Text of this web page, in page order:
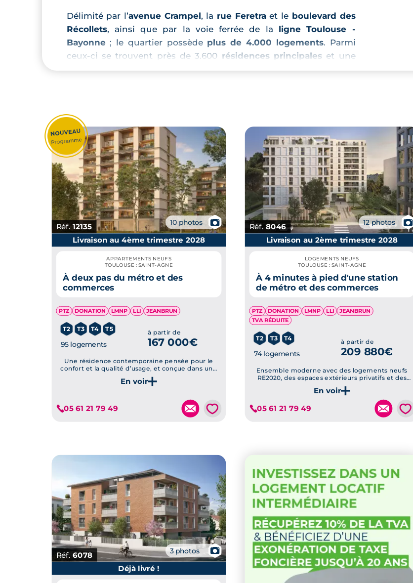
Délimité par l’avenue Crampel, la rue Feretraet le boulevard des
Récollets, ainsi que par la voie ferrée de la ligne Toulouse -
Bayonne; le quartier possède plus de 4.000 logements. Parmi
ceux-ci se trouvent près de 3.600 résidences principales et une
majeure partie d’habitations collectives (83 % d’appartements).
Réf.12135 10 photos 📷
Je découvre ce programme
Livraison au 4ème trimestre 2028
APPARTEMENTS NEUFS
TOULOUSE : SAINT-AGNE
À deux pas du métro et des
commerces
PTZ DONATION LMNP LLI JEANBRUN
T2 T3 T4 T5
95 logements
à partir de
167 000€
Une résidence contemporaine pensée pour le
confort et la qualité d’usage, et conçue dans une
démarche durable
05 61 21 79 49 💗
Réf.8046 12 photos 📷
Je découvre ce programme
Livraison au 2ème trimestre 2028
LOGEMENTS NEUFS
TOULOUSE : SAINT-AGNE
À 4 minutes à pied d'une station
de métro et des commerces
PTZ DONATION LMNP LLI
JEANBRUN
TVA RÉDUITE
T2 T3 T4
74 logements
à partir de
209 880€
Ensemble moderne avec des logements neufs
RE2020, des espaces extérieurs privatifs et des
finitions soignées
05 61 21 79 49 💗
Réf. 6078 3 photos 📷
Déjà livré !